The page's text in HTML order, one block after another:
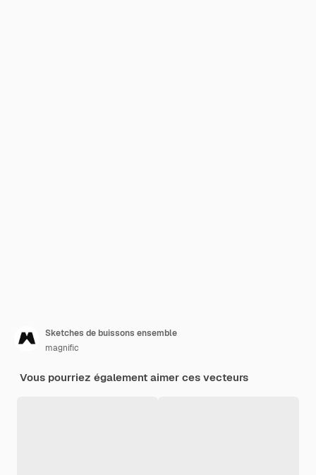
Sketches de buissons ensemble
magnific
Vous pourriez également aimer ces vecteurs